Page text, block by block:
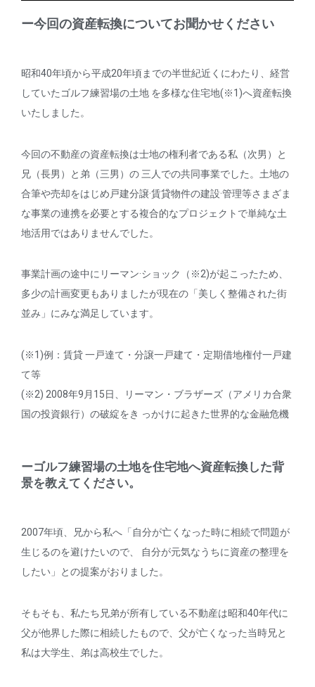
ー今回の資産転換についてお聞かせください
昭和40年頃から平成20年頃までの半世紀近くにわたり、経営
していたゴルフ練習場の土地 を多様な住宅地(※1)へ資産転換
いたしました。
今回の不動産の資産転換は士地の権利者である私（次男）と
兄（長男）と弟（三男）の 三人での共同事業でした。土地の
合筆や売却をはじめ戸建分譲·賃貸物件の建設·管理等さまざま
な事業の連携を必要とする複合的なプロジェクトで単純な土
地活用ではありませんでした。
事業計画の途中にリーマン·ショック（※2)が起こったため、
多少の計画変更もありましたが現在の「美しく整備された街
並み」にみな満足しています。
(※1)例：賃貸 一戸達て・分譲一戸建て・定期借地権付一戸建
て等
(※2) 2008年9月15日、リーマン・ブラザーズ（アメリカ合衆
国の投資銀行）の破綻をき っかけに起きた世界的な金融危機
ーゴルフ練習場の土地を住宅地へ資産転換した背
景を教えてください。
2007年頃、兄から私へ「自分が亡くなった時に相続で問題が
生じるのを避けたいので、 自分が元気なうちに資産の整理を
したい」との提案がおりました。
そもそも、私たち兄弟が所有している不動産は昭和40年代に
父が他界した際に相続したもので、父が亡くなった当時兄と
私は大学生、弟は高校生でした。